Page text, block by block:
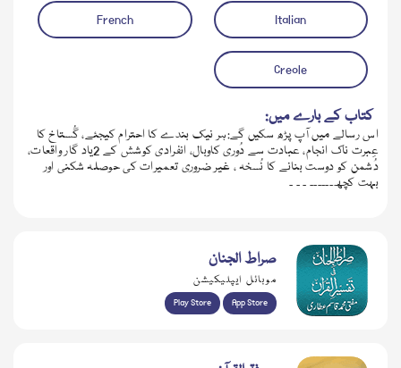
Italian
French
Creole
کتاب کے بارے میں:
اس رسالے میں آپ پڑھ سکیں گے:ہر نیک بندے کا احترام کیجئے، گُستاخ کا
عِبرت ناک انجام، عبادت سے دُوری کاوبال، انفرادی کوشش کے 2یاد گار واقعات،
دُشمن کو دوست بنانے کا نُسخہ ، غیر ضروری تعمیرات کی حوصلہ شکنی اور
بہت کچھ۔۔۔۔۔۔ ۔ ۔ ۔
صراط الجنان
موبائل ایپلیکیشن
Play Store App Store